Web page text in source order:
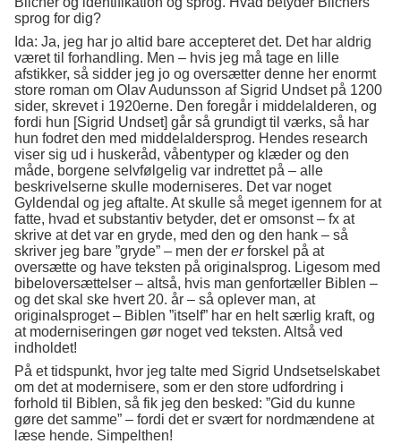
sprog for dig?
Ida: Ja, jeg har jo altid bare accepteret det. Det har aldrig
været til forhandling. Men – hvis jeg må tage en lille
afstikker, så sidder jeg jo og oversætter denne her enormt
store roman om Olav Audunsson af Sigrid Undset på 1200
sider, skrevet i 1920erne. Den foregår i middelalderen, og
fordi hun [Sigrid Undset] går så grundigt til værks, så har
hun fodret den med middelaldersprog. Hendes research
viser sig ud i huskeråd, våbentyper og klæder og den
måde, borgene selvfølgelig var indrettet på – alle
beskrivelserne skulle moderniseres. Det var noget
Gyldendal og jeg aftalte. At skulle så meget igennem for at
fatte, hvad et substantiv betyder, det er omsonst – fx at
skrive at det var en gryde, med den og den hank – så
skriver jeg bare ”gryde” – men der erforskel på at
oversætte og have teksten på originalsprog. Ligesom med
bibeloversættelser – altså, hvis man genfortæller Biblen –
og det skal ske hvert 20. år – så oplever man, at
originalsproget – Biblen ”itself” har en helt særlig kraft, og
at moderniseringen gør noget ved teksten. Altså ved
indholdet!
På et tidspunkt, hvor jeg talte med Sigrid Undsetselskabet
om det at modernisere, som er den store udfordring i
forhold til Biblen, så fik jeg den besked: ”Gid du kunne
gøre det samme” – fordi det er svært for nordmændene at
læse hende. Simpelthen!